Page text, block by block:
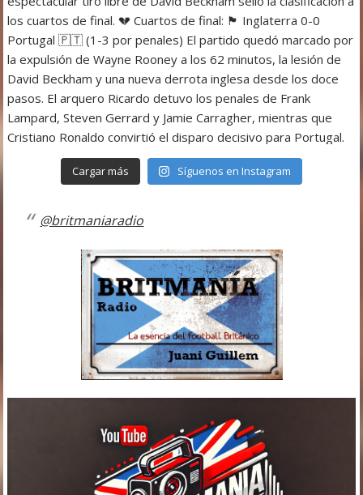
Cargar más Síguenos en Instagram
@britmaniaradio